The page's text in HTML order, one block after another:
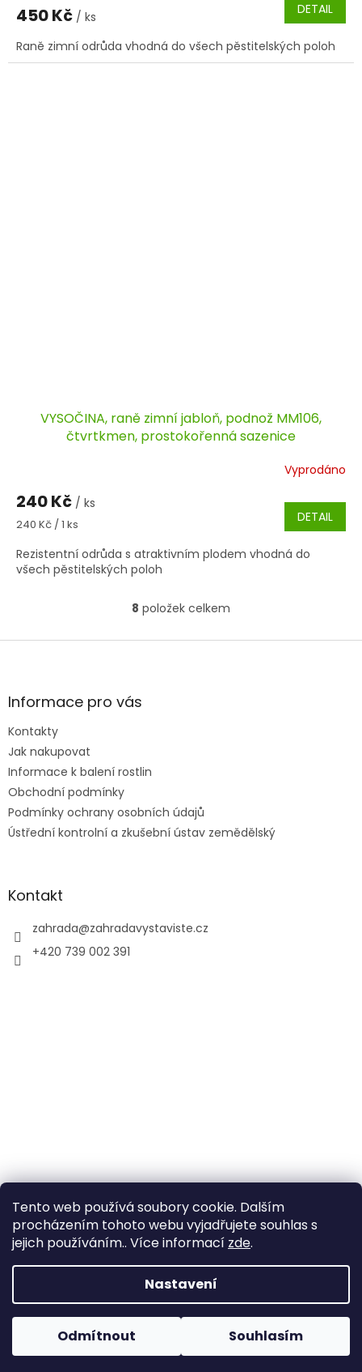
Tento web používá soubory cookie. Dalším
procházením tohoto webu vyjadřujete souhlas s
jejich používáním.. Více informací zde.
Nastavení
Odmítnout Souhlasím
450 Kč / ks DETAIL
Raně zimní odrůda vhodná do všech pěstitelských poloh
VYSOČINA, raně zimní jabloň, podnož MM106,
čtvrtkmen, prostokořenná sazenice
Vyprodáno
240 Kč / ks
Měrná
240 Kč / 1 ks DETAIL
Rezistentní odrůda s atraktivním plodem vhodná do
všech pěstitelských poloh
O
l
v
ý
8 položek celkem
Z
aInformace pro vás
Kontakty
Jak nakupovat
Informace k balení rostlin
Obchodní podmínky
Podmínky ochrany osobních údajů
Ústřední kontrolní a zkušební ústav zemědělský
Kontakt
zahrada@zahradavystaviste.cz
+420 739 002 391
Vytvořil Shoptet
Copyright 2026Zahrada Výstaviště. Všechna práva
vyhrazena.
Upravit nastavení cookies